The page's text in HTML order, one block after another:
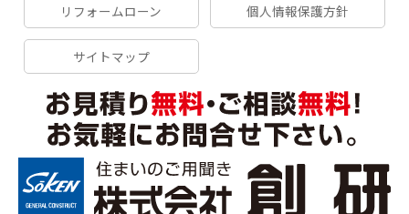
リフォームローン 個人情報保護方針
サイトマップ